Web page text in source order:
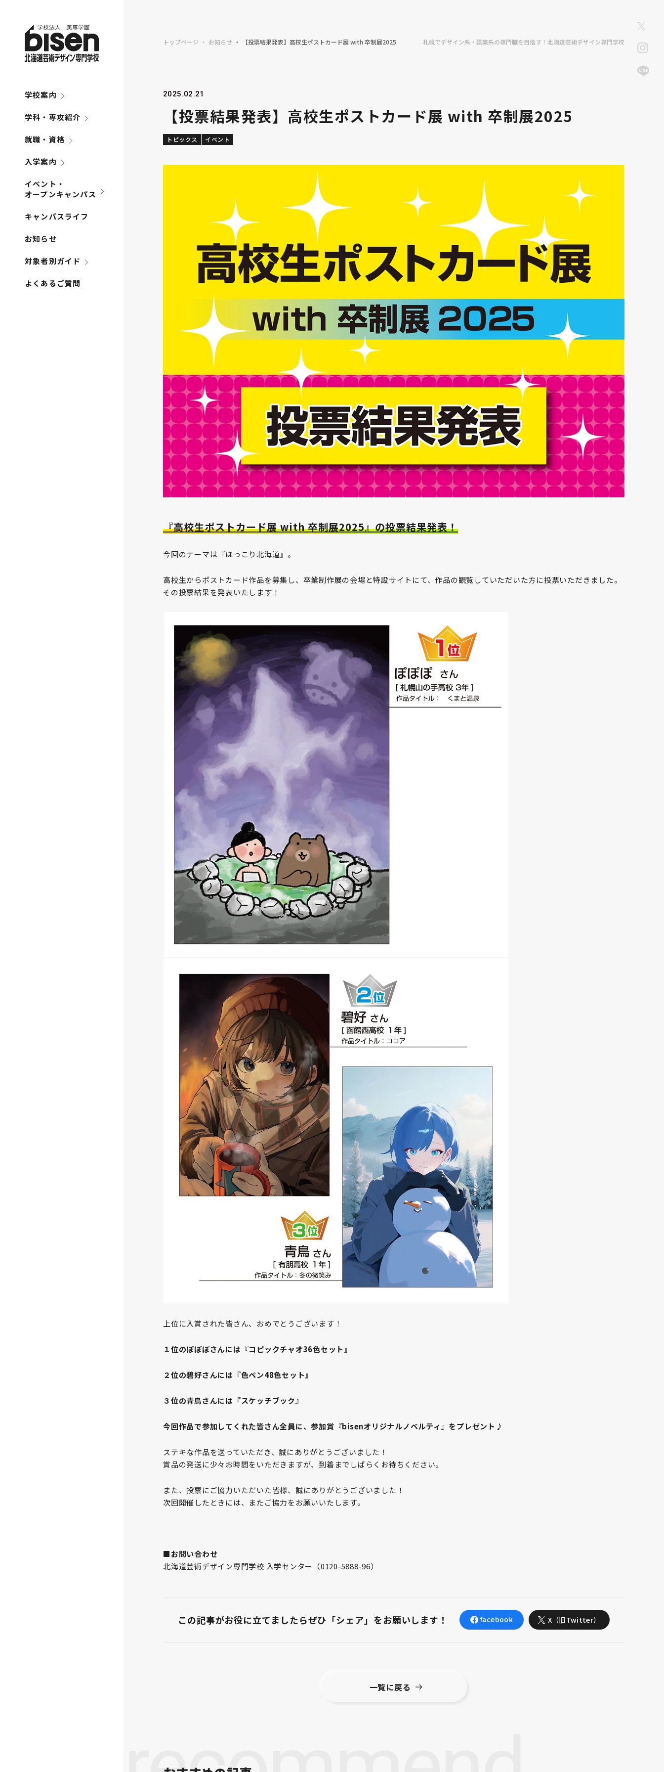
学校案内
学科・専攻紹介
就職・資格
入学案内
イベント・
オープンキャンパス
キャンパスライフ
お知らせ
対象者別ガイド
よくあるご質問
札幌でデザイン系・建築系の専門職を目指す！北海道芸術デザイン専門学校
トップページ お知らせ 【投票結果発表】高校生ポストカード展 with 卒制展2025
2025.02.21
【投票結果発表】高校生ポストカード展 with 卒制展2025
トピックス イベント
『高校生ポストカード展 with 卒制展2025』の投票結果発表！
今回のテーマは『ほっこり北海道』。
高校生からポストカード作品を募集し、卒業制作展の会場と特設サイトにて、作品の観覧していただいた方に投票いただきました。
その投票結果を発表いたします！
上位に入賞された皆さん、おめでとうございます！
１位のぽぽぽさんには『コピックチャオ36色セット』
２位の碧好さんには『色ペン48色セット』
３位の青鳥さんには『スケッチブック』
今回作品で参加してくれた皆さん全員に、参加賞『bisenオリジナルノベルティ』をプレゼント♪
ステキな作品を送っていただき、誠にありがとうございました！
賞品の発送に少々お時間をいただきますが、到着までしばらくお待ちください。
また、投票にご協力いただいた皆様、誠にありがとうございました！
次回開催したときには、またご協力をお願いいたします。
■お問い合わせ
北海道芸術デザイン専門学校 入学センター（0120-5888-96）
この記事がお役に立てましたらぜひ「シェア」をお願いします！ facebook X（旧Twitter）
一覧に戻る